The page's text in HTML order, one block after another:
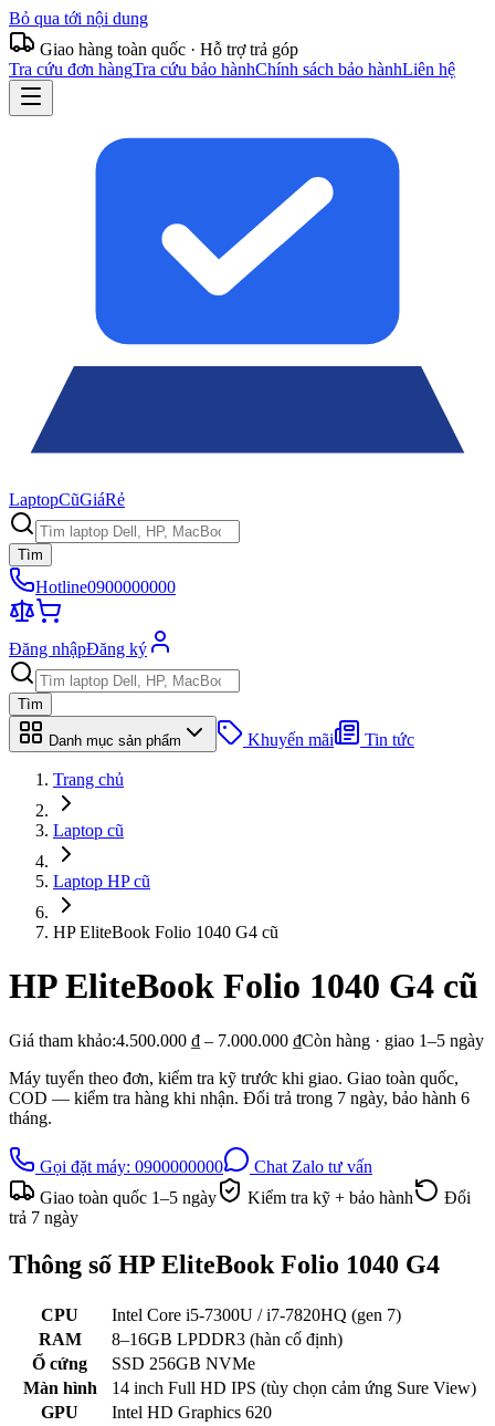
Bỏ qua tới nội dung
Giao hàng toàn quốc · Hỗ trợ trả góp
Tra cứu đơn hàngTra cứu bảo hànhChính sách bảo hànhLiên hệ
LaptopCũGiáRẻ
Tìm
Hotline0900000000
Đăng nhậpĐăng ký
Tìm
Danh mục sản phẩm Khuyến mãi Tin tức
Trang chủ
Laptop cũ
Laptop HP cũ
HP EliteBook Folio 1040 G4 cũ
HP EliteBook Folio 1040 G4 cũ
Giá tham khảo:4.500.000 ₫ – 7.000.000 ₫Còn hàng · giao 1–5 ngày
Máy tuyển theo đơn, kiểm tra kỹ trước khi giao. Giao toàn quốc,
COD — kiểm tra hàng khi nhận. Đổi trả trong 7 ngày, bảo hành 6
tháng.
Gọi đặt máy: 0900000000
Chat Zalo tư vấn
Giao toàn quốc 1–5 ngày Kiểm tra kỹ + bảo hành
Đổi
trả 7 ngày
Thông số HP EliteBook Folio 1040 G4
CPU
Intel Core i5-7300U / i7-7820HQ (gen 7)
RAM
8–16GB LPDDR3 (hàn cố định)
Ổ cứng
SSD 256GB NVMe
Màn hình
14 inch Full HD IPS (tùy chọn cảm ứng Sure View)
GPU
Intel HD Graphics 620